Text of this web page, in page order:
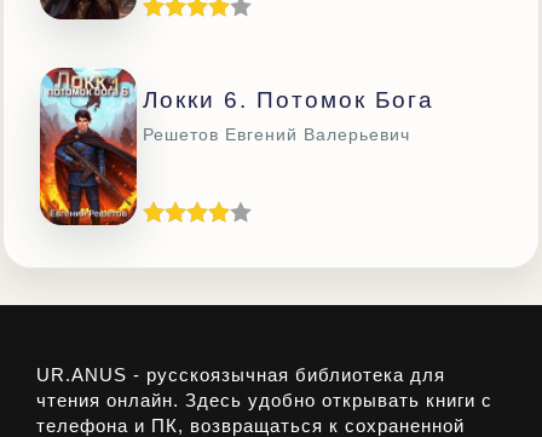
Локки 6. Потомок Бога
Решетов Евгений Валерьевич
UR.ANUS - русскоязычная библиотека для
чтения онлайн. Здесь удобно открывать книги с
телефона и ПК, возвращаться к сохраненной